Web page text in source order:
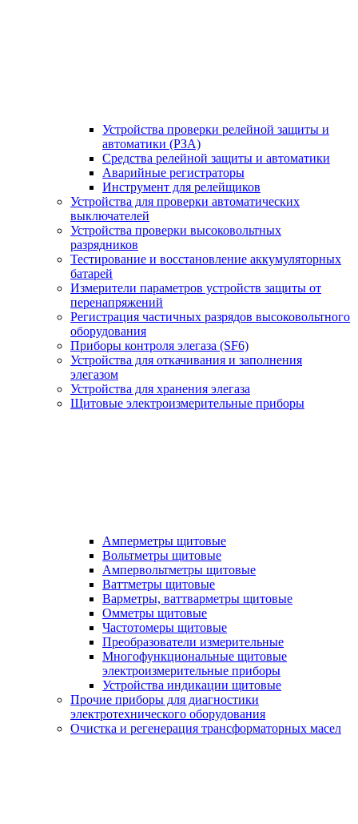
Устройства проверки релейной защиты и
автоматики (РЗА)
Средства релейной защиты и автоматики
Аварийные регистраторы
Инструмент для релейщиков
Устройства для проверки автоматических
выключателей
Устройства проверки высоковольтных
разрядников
Тестирование и восстановление аккумуляторных
батарей
Измерители параметров устройств защиты от
перенапряжений
Регистрация частичных разрядов высоковольтного
оборудования
Приборы контроля элегаза (SF6)
Устройства для откачивания и заполнения
элегазом
Устройства для хранения элегаза
Щитовые электроизмерительные приборы
Амперметры щитовые
Вольтметры щитовые
Ампервольтметры щитовые
Ваттметры щитовые
Варметры, ваттварметры щитовые
Омметры щитовые
Частотомеры щитовые
Преобразователи измерительные
Многофункциональные щитовые
электроизмерительные приборы
Устройства индикации щитовые
Прочие приборы для диагностики
электротехнического оборудования
Очистка и регенерация трансформаторных масел